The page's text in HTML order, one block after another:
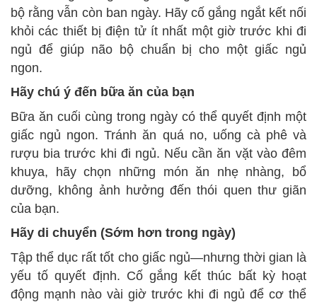
bộ rằng vẫn còn ban ngày. Hãy cố gắng ngắt kết nối
khỏi các thiết bị điện tử ít nhất một giờ trước khi đi
ngủ để giúp não bộ chuẩn bị cho một giấc ngủ
ngon.
Hãy chú ý đến bữa ăn của bạn
Bữa ăn cuối cùng trong ngày có thể quyết định một
giấc ngủ ngon. Tránh ăn quá no, uống cà phê và
rượu bia trước khi đi ngủ. Nếu cần ăn vặt vào đêm
khuya, hãy chọn những món ăn nhẹ nhàng, bổ
dưỡng, không ảnh hưởng đến thói quen thư giãn
của bạn.
Hãy di chuyển (Sớm hơn trong ngày)
Tập thể dục rất tốt cho giấc ngủ—nhưng thời gian là
yếu tố quyết định. Cố gắng kết thúc bất kỳ hoạt
động mạnh nào vài giờ trước khi đi ngủ để cơ thể